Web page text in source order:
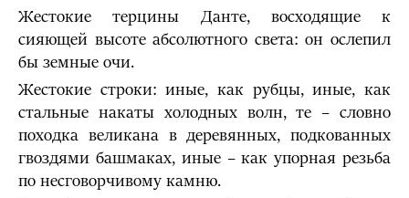
Жестокие терцины Данте, восходящие к
сияющей высоте абсолютного света: он ослепил
бы земные очи.
Жестокие строки: иные, как рубцы, иные, как
стальные накаты холодных волн, те – словно
походка великана в деревянных, подкованных
гвоздями башмаках, иные – как упорная резьба
по несговорчивому камню.